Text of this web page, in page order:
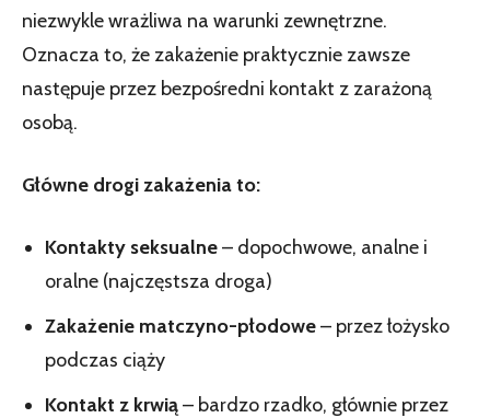
niezwykle wrażliwa na warunki zewnętrzne.
Oznacza to, że zakażenie praktycznie zawsze
następuje przez bezpośredni kontakt z zarażoną
osobą.
Główne drogi zakażenia to:
Kontakty seksualne– dopochwowe, analne i
oralne (najczęstsza droga)
Zakażenie matczyno-płodowe– przez łożysko
podczas ciąży
Kontakt z krwią– bardzo rzadko, głównie przez